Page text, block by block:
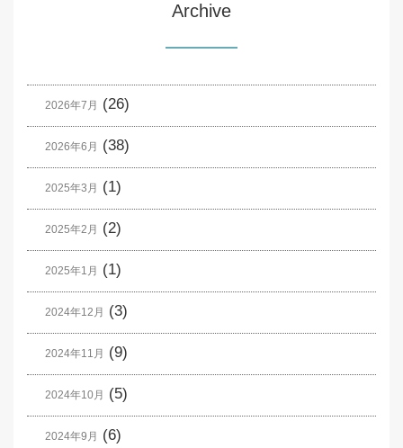
Archive
2026年7月 (26)
2026年6月 (38)
2025年3月 (1)
2025年2月 (2)
2025年1月 (1)
2024年12月 (3)
2024年11月 (9)
2024年10月 (5)
2024年9月 (6)